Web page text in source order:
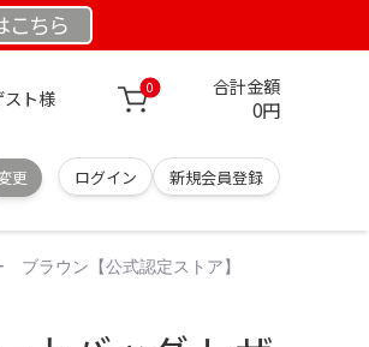
こちら
スト様 0 合計金額
0円
更 ログイン 新規会員登録
ブラウン【公式認定ストア】